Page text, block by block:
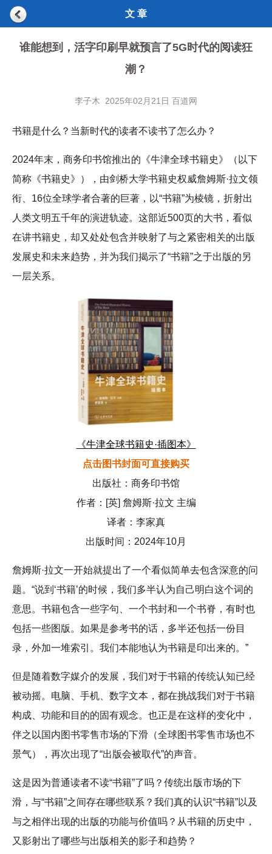
文 章
谁能想到，活字印刷早就预言了5G时代的阅读狂
潮？
李子木 2025年02月21日 百道网
书籍是什么？当新时代的读者不读书了怎么办？
2024年末，商务印书馆推出的《牛津全球书籍史》（以下
简称《书籍史》），由剑桥大学书籍史权威詹姆斯·拉文领
衔、16位全球学者合著的巨著，以“书籍”为棱镜，折射出
人类文明五千年的演进轨迹。这部近500页的大书，看似
在讲书籍史，却又处处包含并映射了与之紧密相关的出版
发展史和未来趋势，并为我们揭示了“书籍”之于出版的另
一层关系。
《牛津全球书籍史·插图本》
点击图书封面可直接购买
出版社：商务印书馆
作者：[英] 詹姆斯·拉文 主编
译者：李家真
出版时间：2024年10月
詹姆斯·拉文一开始就提出了一个看似简单去包含深意的问
题。“说到‘书籍’的时候，我们多半认为自己明白这个词的
意思。书籍包含一些字句、一个书封和一个书脊，有时也
包括一些图版。如果是参考书的话，多半还包括一份目
录，外加一堆索引。我们本能地认为书籍是印出来的。”
但是随着数字媒介的发展，我们对于书籍的传统认知已经
被动摇。电脑、手机、数字文本，都在挑战我们对于书籍
构成、功能和目的的固有观念。也正是在这样的变化中，
伴之以国内图书零售市场的下滑（全球图书零售市场也不
景气），再次出现了“出版会被取代”的声音。
这是因为普通读者不读“书籍”了吗？传统出版市场的下
滑，与“书籍”之间存在哪些联系？我们真的认识“书籍”以及
与之相伴出现的出版的功能与价值吗？从书籍的历史中，
又影射出了哪些与出版相关的影子和趋势？